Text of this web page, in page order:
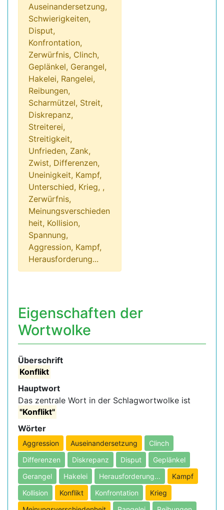
Auseinandersetzung,
Schwierigkeiten,
Disput,
Konfrontation,
Zerwürfnis, Clinch,
Geplänkel, Gerangel,
Hakelei, Rangelei,
Reibungen,
Scharmützel, Streit,
Diskrepanz,
Streiterei,
Streitigkeit,
Unfrieden, Zank,
Zwist, Differenzen,
Uneinigkeit, Kampf,
Unterschied, Krieg, ,
Zerwürfnis,
Meinungsverschieden
heit, Kollision,
Spannung,
Aggression, Kampf,
Herausforderung...
Eigenschaften der
Wortwolke
Überschrift
Konflikt
Hauptwort
Das zentrale Wort in der Schlagwortwolke ist
"Konflikt"
Wörter
Aggression Auseinandersetzung
Clinch
Differenzen
Diskrepanz Disput
Geplänkel
Gerangel
Hakelei Herausforderung...
Kampf
Kollision
Konflikt Konfrontation
Krieg